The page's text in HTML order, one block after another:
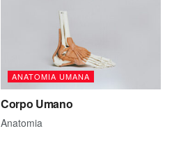
ANATOMIA UMANA
Corpo Umano
Anatomia